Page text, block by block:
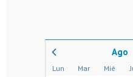
Lun Mar Mié